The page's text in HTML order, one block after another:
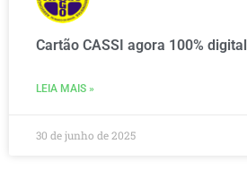
Cartão CASSI agora 100% digital
LEIA MAIS »
30 de junho de 2025